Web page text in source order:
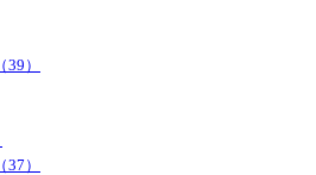
（39）
（37）